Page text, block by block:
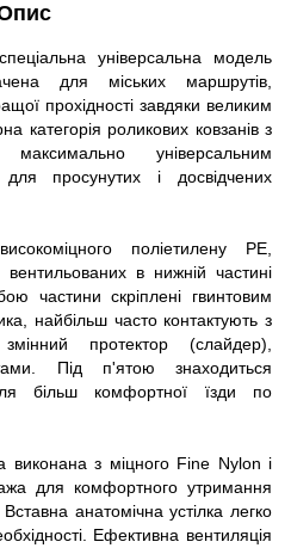
універсальна модель
для міських маршрутів,
прохідності завдяки великим
категорія роликових ковзанів з
універсальним
для просунутих і досвідчених
поліетилену PE,
в нижній частині
частини скріплені гвинтовим
найбільш часто контактують з
протектор (слайдер),
Під п'ятою знаходиться
більш комфортної їзди по
виконана з міцного Fine Nylon і
для комфортного утримання
анатомічна устілка легко
Ефективна вентиляція